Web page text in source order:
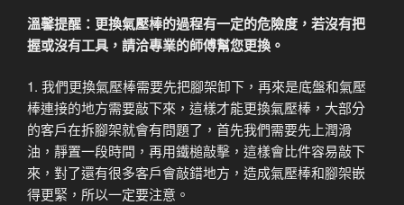
溫馨提醒：更換氣壓棒的過程有一定的危險度，若沒有把
握或沒有工具，請洽專業的師傅幫您更換。
1. 我們更換氣壓棒需要先把腳架卸下，再來是底盤和氣壓
棒連接的地方需要敲下來，這樣才能更換氣壓棒，大部分
的客戶在拆腳架就會有問題了，首先我們需要先上潤滑
油，靜置一段時間，再用鐵槌敲擊，這樣會比件容易敲下
來，對了還有很多客戶會敲錯地方，造成氣壓棒和腳架嵌
得更緊，所以一定要注意。